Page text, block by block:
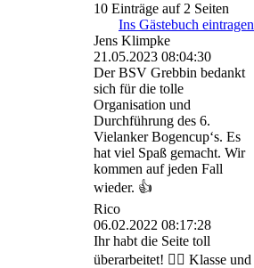
10 Einträge auf 2 Seiten
Ins Gästebuch eintragen
Jens Klimpke
21.05.2023 08:04:30
Der BSV Grebbin bedankt
sich für die tolle
Organisation und
Durchführung des 6.
Vielanker Bogencup‘s. Es
hat viel Spaß gemacht. Wir
kommen auf jeden Fall
wieder. 👍
Rico
06.02.2022 08:17:28
Ihr habt die Seite toll
überarbeitet! 👍🏼 Klasse und